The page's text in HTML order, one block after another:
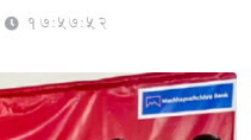
17:57:52